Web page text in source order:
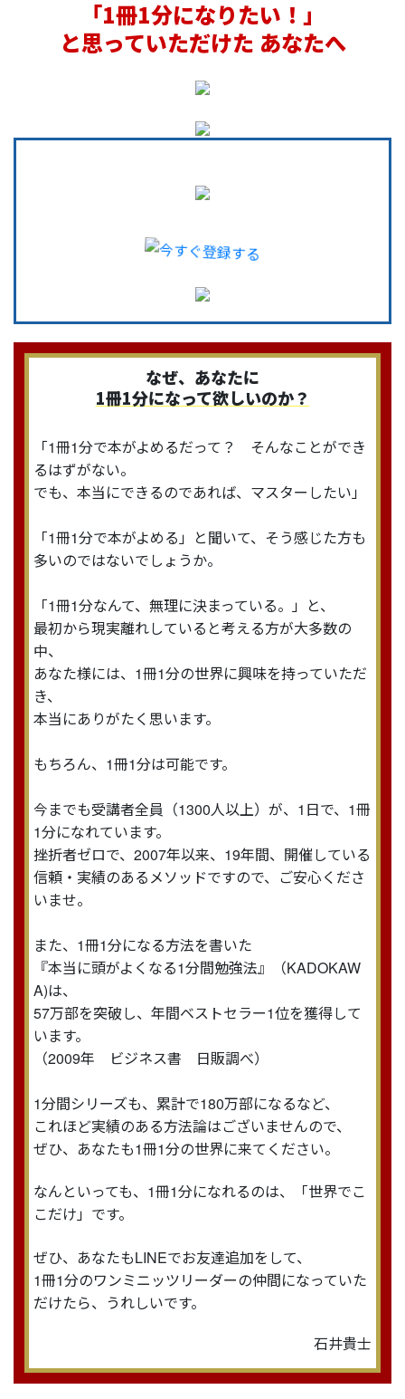
「1冊1分になりたい！」
と思っていただけた あなたへ
なぜ、あなたに
1冊1分になって欲しいのか？
「1冊1分で本がよめるだって？ そんなことができ
るはずがない。
でも、本当にできるのであれば、マスターしたい」
「1冊1分で本がよめる」と聞いて、そう感じた方も
多いのではないでしょうか。
「1冊1分なんて、無理に決まっている。」と、
最初から現実離れしていると考える方が大多数の
中、
あなた様には、1冊1分の世界に興味を持っていただ
き、
本当にありがたく思います。
もちろん、1冊1分は可能です。
今までも受講者全員（1300人以上）が、1日で、1冊
1分になれています。
挫折者ゼロで、2007年以来、19年間、開催している
信頼・実績のあるメソッドですので、ご安心くださ
いませ。
また、1冊1分になる方法を書いた
『本当に頭がよくなる1分間勉強法』（KADOKAW
A)は、
57万部を突破し、年間ベストセラー1位を獲得して
います。
（2009年 ビジネス書 日販調べ）
1分間シリーズも、累計で180万部になるなど、
これほど実績のある方法論はございませんので、
ぜひ、あなたも1冊1分の世界に来てください。
なんといっても、1冊1分になれるのは、「世界でこ
こだけ」です。
ぜひ、あなたもLINEでお友達追加をして、
1冊1分のワンミニッツリーダーの仲間になっていた
だけたら、うれしいです。
石井貴士